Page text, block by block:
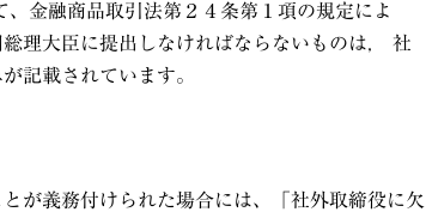
金融商品取引法第２４条第１項の規定によ
理大臣に提出しなければならないものは， 社
記載されています。
が義務付けられた場合には、「社外取締役に欠